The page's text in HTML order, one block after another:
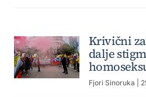
Krivični
dalje
Fjori Sinoruka |